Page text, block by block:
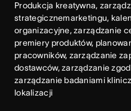
Produkcja kreatywna,
strategicznemarketingu,
organizacyjne, zarządzanie
premiery produktów,
pracowników, zarządzanie
dostawców, zarządzanie
zarządzanie badaniami
lokalizacji